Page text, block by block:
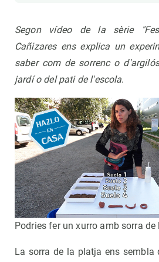
Segon vídeo de la sèrie
Cañizares ens explica un
saber com de sorrenc o
jardí o del pati de l'escola.
Podries fer un xurro amb sorra de
La sorra de la platja ens sembla